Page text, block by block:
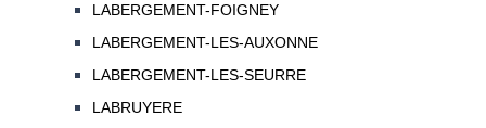
LABERGEMENT-FOIGNEY
LABERGEMENT-LES-AUXONNE
LABERGEMENT-LES-SEURRE
LABRUYERE